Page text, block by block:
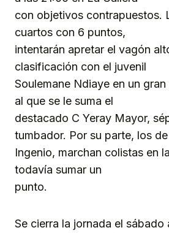
con objetivos contrapuestos.
cuartos con 6 puntos,
intentarán apretar el vagón
clasificación con el juvenil
Soulemane Ndiaye en un
al que se le suma el
destacado C Yeray Mayor,
tumbador. Por su parte, los de
Ingenio, marchan colistas en
todavía sumar un
punto.
Se cierra la jornada el sábado